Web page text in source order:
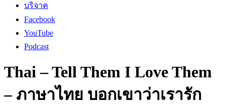
บริจาค
Facebook
YouTube
Podcast
Thai – Tell Them I Love Them
– ภาษาไทย บอกเขาว่าเรารัก